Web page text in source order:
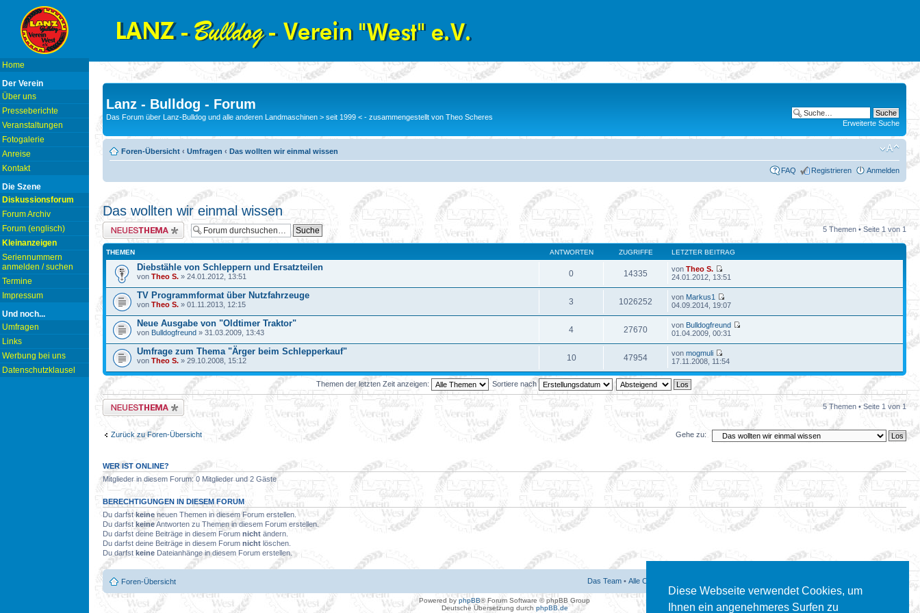
Diese Webseite verwendet Cookies, um
Ihnen ein angenehmeres Surfen zu
Home
Der Verein
Über uns
Presseberichte
Veranstaltungen
Fotogalerie
Anreise
Kontakt
Die Szene
Diskussionsforum
Forum Archiv
Forum (englisch)
Kleinanzeigen
Seriennummern
anmelden / suchen
Termine
Impressum
Und noch...
Umfragen
Links
Werbung bei uns
Datenschutzklausel
Lanz - Bulldog - Forum
Das Forum über Lanz-Bulldog und alle anderen Landmaschinen > seit 1999 < - zusammengestellt von Theo Scheres
Erweiterte Suche
Foren-Übersicht ‹ Umfragen ‹ Das wollten wir einmal wissen
FAQ Registrieren Anmelden
Das wollten wir einmal wissen
Neues Thema erstellen 5 Themen • Seite 1 von 1
THEMEN ANTWORTEN ZUGRIFFE LETZTER BEITRAG
Diebstähle von Schleppern und Ersatzteilen
von Theo S. » 24.01.2012, 13:51 0 14335 vonTheo S.
24.01.2012, 13:51
TV Programmformat über Nutzfahrzeuge
von Theo S. » 01.11.2013, 12:15 3 1026252 von Markus1
04.09.2014, 19:07
Neue Ausgabe von "Oldtimer Traktor"
von Bulldogfreund » 31.03.2009, 13:43 4 27670 von Bulldogfreund
01.04.2009, 00:31
Umfrage zum Thema "Ärger beim Schlepperkauf"
von Theo S. » 29.10.2008, 15:12 10 47954 vonmogmuli
17.11.2008, 11:54
Themen der letzten Zeit anzeigen: Sortiere nach
Neues Thema erstellen 5 Themen • Seite 1 von 1
Zurück zu Foren-Übersicht Gehe zu:
WER IST ONLINE?
Mitglieder in diesem Forum: 0 Mitglieder und 2 Gäste
BERECHTIGUNGEN IN DIESEM FORUM
Du darfstkeine neuen Themen in diesem Forum erstellen.
Du darfst keineAntworten zu Themen in diesem Forum erstellen.
Du darfst deine Beiträge in diesem Forum nicht ändern.
Du darfst deine Beiträge in diesem Forum nicht löschen.
Du darfst keine Dateianhänge in diesem Forum erstellen.
Foren-Übersicht Das Team • Alle Cookies des Boards löschen
Powered by phpBB® Forum Software © phpBB Group
Deutsche Übersetzung durch phpBB.de